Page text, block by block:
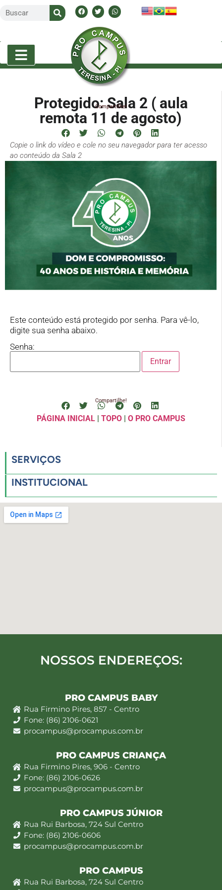
Protegido: Sala 2 ( aula
remota 11 de agosto)
Compartilhe!
Copie o link do vídeo e cole no seu navegador para ter acesso
ao conteúdo da Sala 2
Este conteúdo está protegido por senha. Para vê-lo,
digite sua senha abaixo.
Senha:
Compartilhe!
PÁGINA INICIAL| TOPO| O PRO CAMPUS
SERVIÇOS
INSTITUCIONAL
NOSSOS ENDEREÇOS:
PRO CAMPUS BABY
Rua Firmino Pires, 857 - Centro
Fone: (86) 2106-0621
procampus@procampus.com.br
PRO CAMPUS CRIANÇA
Rua Firmino Pires, 906 - Centro
Fone: (86) 2106-0626
procampus@procampus.com.br
PRO CAMPUS JÚNIOR
Rua Rui Barbosa, 724 Sul Centro
Fone: (86) 2106-0606
procampus@procampus.com.br
PRO CAMPUS
Rua Rui Barbosa, 724 Sul Centro